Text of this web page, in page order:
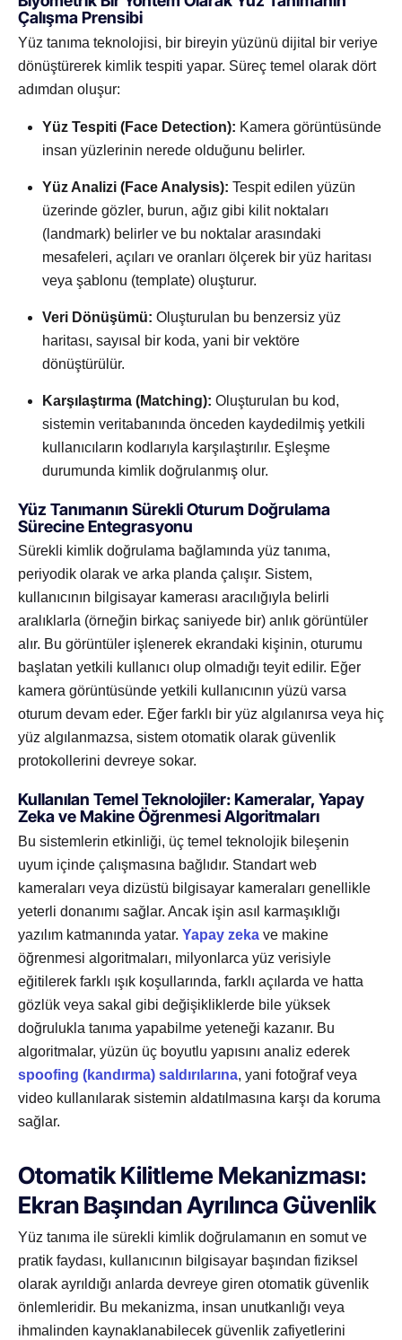
Çalışma Prensibi
Yüz tanıma teknolojisi, bir bireyin yüzünü dijital bir veriye
dönüştürerek kimlik tespiti yapar. Süreç temel olarak dört
adımdan oluşur:
Yüz Tespiti (Face Detection): Kamera görüntüsünde
insan yüzlerinin nerede olduğunu belirler.
Yüz Analizi (Face Analysis): Tespit edilen yüzün
üzerinde gözler, burun, ağız gibi kilit noktaları
(landmark) belirler ve bu noktalar arasındaki
mesafeleri, açıları ve oranları ölçerek bir yüz haritası
veya şablonu (template) oluşturur.
Veri Dönüşümü: Oluşturulan bu benzersiz yüz
haritası, sayısal bir koda, yani bir vektöre
dönüştürülür.
Karşılaştırma (Matching): Oluşturulan bu kod,
sistemin veritabanında önceden kaydedilmiş yetkili
kullanıcıların kodlarıyla karşılaştırılır. Eşleşme
durumunda kimlik doğrulanmış olur.
Yüz Tanımanın Sürekli Oturum Doğrulama
Sürecine Entegrasyonu
Sürekli kimlik doğrulama bağlamında yüz tanıma,
periyodik olarak ve arka planda çalışır. Sistem,
kullanıcının bilgisayar kamerası aracılığıyla belirli
aralıklarla (örneğin birkaç saniyede bir) anlık görüntüler
alır. Bu görüntüler işlenerek ekrandaki kişinin, oturumu
başlatan yetkili kullanıcı olup olmadığı teyit edilir. Eğer
kamera görüntüsünde yetkili kullanıcının yüzü varsa
oturum devam eder. Eğer farklı bir yüz algılanırsa veya hiç
yüz algılanmazsa, sistem otomatik olarak güvenlik
protokollerini devreye sokar.
Kullanılan Temel Teknolojiler: Kameralar, Yapay
Zeka ve Makine Öğrenmesi Algoritmaları
Bu sistemlerin etkinliği, üç temel teknolojik bileşenin
uyum içinde çalışmasına bağlıdır. Standart web
kameraları veya dizüstü bilgisayar kameraları genellikle
yeterli donanımı sağlar. Ancak işin asıl karmaşıklığı
yazılım katmanında yatar. Yapay zeka ve makine
öğrenmesi algoritmaları, milyonlarca yüz verisiyle
eğitilerek farklı ışık koşullarında, farklı açılarda ve hatta
gözlük veya sakal gibi değişikliklerde bile yüksek
doğrulukla tanıma yapabilme yeteneği kazanır. Bu
algoritmalar, yüzün üç boyutlu yapısını analiz ederek
spoofing (kandırma) saldırılarına, yani fotoğraf veya
video kullanılarak sistemin aldatılmasına karşı da koruma
sağlar.
Otomatik Kilitleme Mekanizması:
Ekran Başından Ayrılınca Güvenlik
Yüz tanıma ile sürekli kimlik doğrulamanın en somut ve
pratik faydası, kullanıcının bilgisayar başından fiziksel
olarak ayrıldığı anlarda devreye giren otomatik güvenlik
önlemleridir. Bu mekanizma, insan unutkanlığı veya
ihmalinden kaynaklanabilecek güvenlik zafiyetlerini